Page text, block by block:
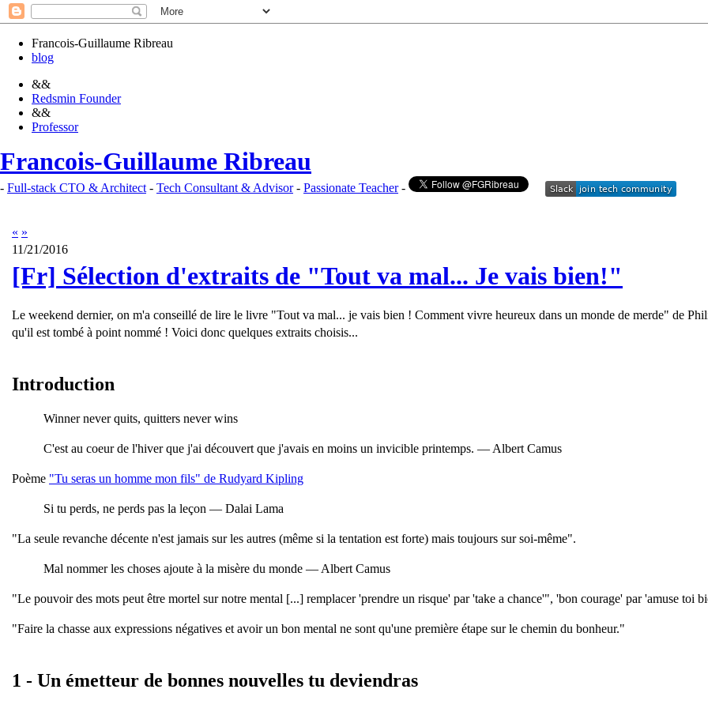
Francois-Guillaume Ribreau
blog
&&
Redsmin Founder
&&
Professor
Francois-Guillaume Ribreau
- Full-stack CTO & Architect - Tech Consultant & Advisor- Passionate Teacher-
« »
11/21/2016
[Fr] Sélection d'extraits de "Tout va mal... Je vais bien!"
r
a
s
G
u
l
a
u
m
e
i
e
Le weekend dernier, on m'a conseillé de lire le livre "Tout va mal... je vais bien ! Comment vivre heureux dans un monde de merde" de
qu'il est tombé à point nommé ! Voici donc quelques extraits choisis...
Introduction
Winner never quits, quitters never wins
C'est au coeur de l'hiver que j'ai découvert que j'avais en moins un invicible printemps. — Albert Camus
Poème "Tu seras un homme mon fils" de Rudyard Kipling
Si tu perds, ne perds pas la leçon — Dalai Lama
"La seule revanche décente n'est jamais sur les autres (même si la tentation est forte) mais toujours sur soi-même".
Mal nommer les choses ajoute à la misère du monde — Albert Camus
"Le pouvoir des mots peut être mortel sur notre mental [...] remplacer 'prendre un risque' par 'take a chance'", 'bon courage' par 'amuse toi
"Faire la chasse aux expressions négatives et avoir un bon mental ne sont qu'une première étape sur le chemin du bonheur."
1 - Un émetteur de bonnes nouvelles tu deviendras